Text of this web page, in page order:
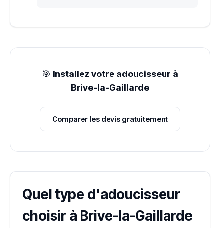
🎯 Installez votre adoucisseur à
Brive-la-Gaillarde
Comparer les devis gratuitement
Quel type d'adoucisseur
choisir à Brive-la-Gaillarde